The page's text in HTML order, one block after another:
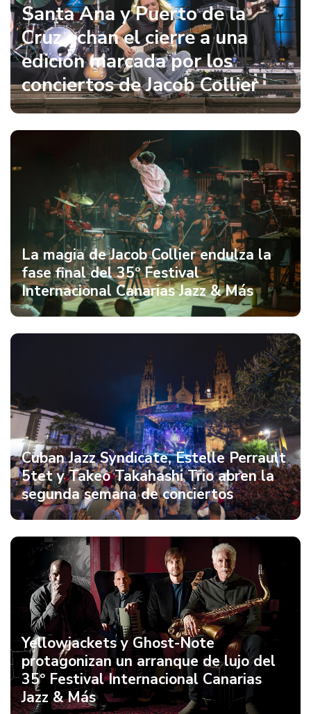
Santa Ana y Puerto de la
Cruz echan el cierre a una
edición marcada por los
conciertos de Jacob Collier
La magia de Jacob Collier endulza la
fase final del 35º Festival
Internacional Canarias Jazz & Más
Cuban Jazz Syndicate, Estelle Perrault
5tet y Takeo Takahashi Trio abren la
segunda semana de conciertos
Yellowjackets y Ghost-Note
protagonizan un arranque de lujo del
35º Festival Internacional Canarias
Jazz & Más